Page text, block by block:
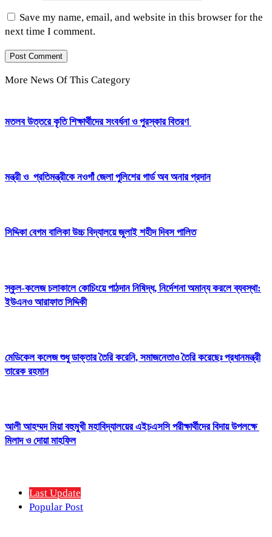
Save my name, email, and website in this browser for the
next time I comment.
More News Of This Category
মতলব উত্তরে কৃতি শিক্ষার্থীদের সংবর্ধনা ও পুরস্কার বিতরণ
মন্ত্রী ও প্রতিমন্ত্রীকে নওগাঁ জেলা পুলিশের গার্ড অব অনার প্রদান
সিদ্দিকা বেগম বালিকা উচ্চ বিদ্যালয়ে জুলাই শহীদ দিবস পালিত
স্কুল-কলেজ চলাকালে কোচিংয়ে পাঠদান নিষিদ্ধ, নির্দেশনা অমান্য করলে ব্যবস্থা:
ইউএনও আরাফাত সিদ্দিকী
মেডিকেল কলেজ শুধু ডাক্তার তৈরি করেনি, সমাজনেতাও তৈরি করেছেঃ প্রধানমন্ত্রী
তারেক রহমান
আলী আহম্মদ মিয়া বহুমুখী মহাবিদ্যালয়ের এইচএসসি পরীক্ষার্থীদের বিদায় উপলক্ষে
মিলাদ ও দোয়া মাহফিল
Last Update
Popular Post